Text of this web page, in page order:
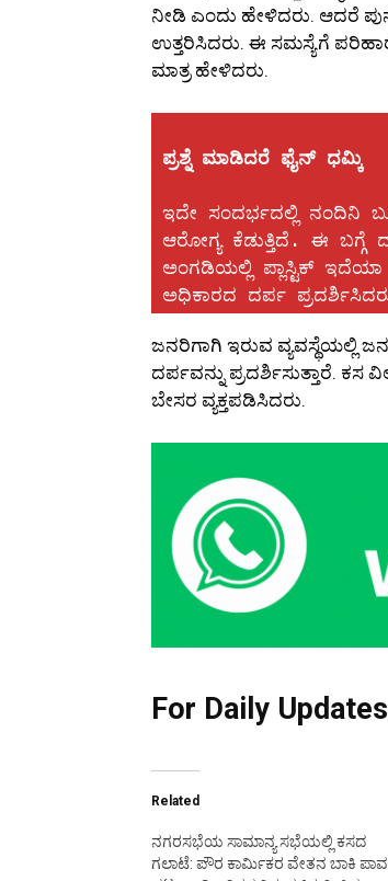
ನೀಡಿ ಎಂದು ಹೇಳಿದರು. ಆದರೆ
ಉತ್ತರಿಸಿದರು. ಈ ಸಮಸ್ಯೆಗೆ
ಮಾತ್ರ ಹೇಳಿದರು.
ಪ್ರಶ್ನೆ ಮಾಡಿದರೆ ಫೈನ್ ಧಮ್ಕಿ
ಇದೇ ಸಂದರ್ಭದಲ್ಲಿ ನಂದಿನಿ
ಆರೋಗ್ಯ ಕೆಡುತ್ತಿದೆ. ಈ ಬಗ್ಗೆ
ಅಂಗಡಿಯಲ್ಲಿ ಪ್ಲಾಸ್ಟಿಕ್
ಅಧಿಕಾರದ ದರ್ಪ
ಜನರಿಗಾಗಿ ಇರುವ ವ್ಯವಸ್ಥೆಯಲ್ಲಿ
ದರ್ಪವನ್ನು ಪ್ರದರ್ಶಿಸುತ್ತಾರೆ.
ಬೇಸರ ವ್ಯಕ್ತಪಡಿಸಿದರು.
For Daily
Related
ನಗರಸಭೆಯ ಸಾಮಾನ್ಯ ಸಭೆಯಲ್ಲಿ ಕಸದ
ಗಲಾಟೆ: ಪೌರ ಕಾರ್ಮಿಕರ ವೇತನ ಬಾಕಿ